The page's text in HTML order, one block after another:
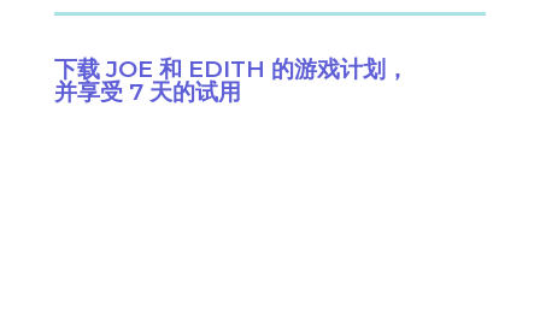
下载 JOE 和 EDITH 的游戏计划，
并享受 7 天的试用